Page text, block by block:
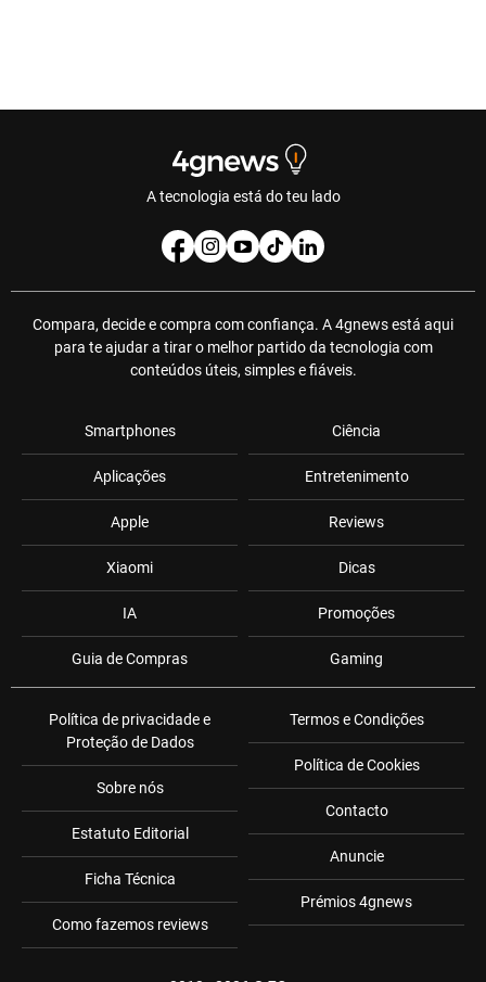
A tecnologia está do teu lado
Compara, decide e compra com confiança. A 4gnews está aqui
para te ajudar a tirar o melhor partido da tecnologia com
conteúdos úteis, simples e fiáveis.
Smartphones
Aplicações
Apple
Xiaomi
IA
Guia de Compras
Ciência
Entretenimento
Reviews
Dicas
Promoções
Gaming
Política de privacidade e
Proteção de Dados
Sobre nós
Estatuto Editorial
Ficha Técnica
Como fazemos reviews
Termos e Condições
Política de Cookies
Contacto
Anuncie
Prémios 4gnews